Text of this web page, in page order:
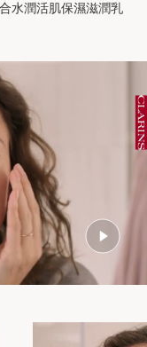
水潤活肌保濕滋潤乳